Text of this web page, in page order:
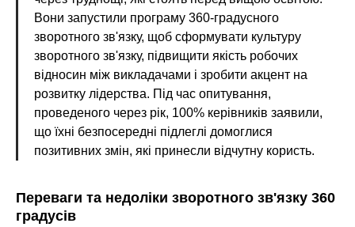
Вони запустили програму 360-градусного
зворотного зв'язку, щоб сформувати культуру
зворотного зв'язку, підвищити якість робочих
відносин між викладачами і зробити акцент на
розвитку лідерства. Під час опитування,
проведеного через рік, 100% керівників заявили,
що їхні безпосередні підлеглі домоглися
позитивних змін, які принесли відчутну користь.
Переваги та недоліки зворотного зв'язку 360
градусів